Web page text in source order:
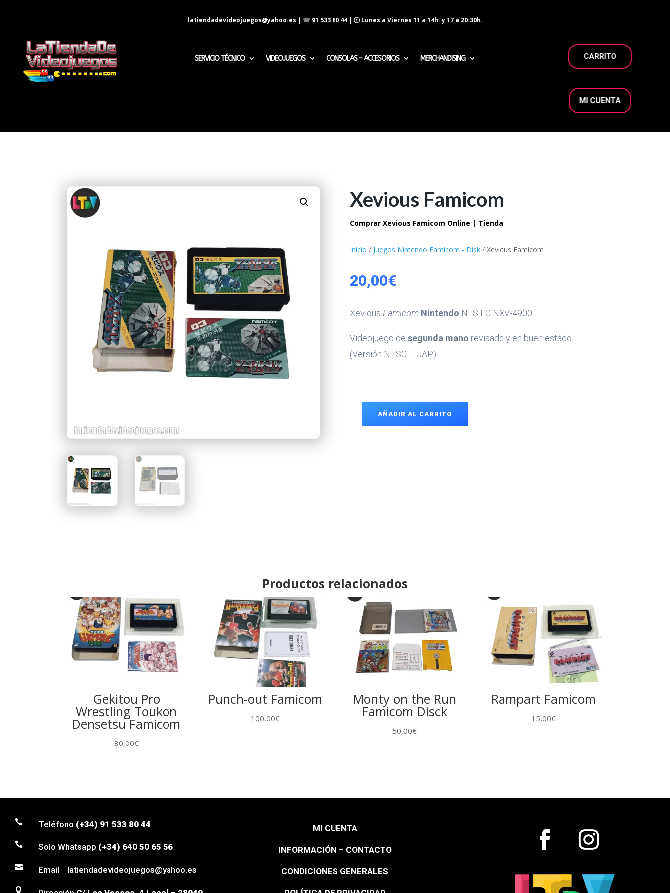
latiendadevideojuegos@yahoo.es | ☎ 91 533 80 44| 🕦 Lunes a Viernes 11 a 14h. y 17 a 20:30h.
SERVICIO TÉCNICO VIDEOJUEGOS CONSOLAS – ACCESORIOS MERCHANDISING CARRITO
MI CUENTA
Xevious Famicom
Comprar Xevious Famicom Online | Tienda
Inicio / Juegos Nintendo Famicom - Disk/ Xevious Famicom
20,00€
Xevious Famicom Nintendo NES FC NXV-4900
Videojuego de segunda mano revisado y en buen estado.
(Versión NTSC – JAP)
AÑADIR AL CARRITO
Productos relacionados
Gekitou Pro
Wrestling Toukon
Densetsu Famicom
30,00€
Punch-out Famicom
100,00€
Monty on the Run
Famicom Disck
50,00€
Rampart Famicom
15,00€
 Teléfono (+34) 91 533 80 44
 Solo Whatsapp (+34) 640 50 65 56
 Email latiendadevideojuegos@yahoo.es

MI CUENTA
INFORMACIÓN – CONTACTO
CONDICIONES GENERALES